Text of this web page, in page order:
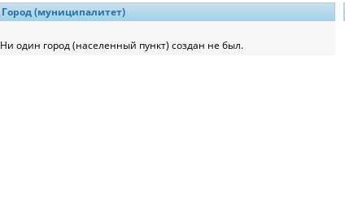
Город (муниципалитет)
Ни один город (населенный пункт) создан не был.